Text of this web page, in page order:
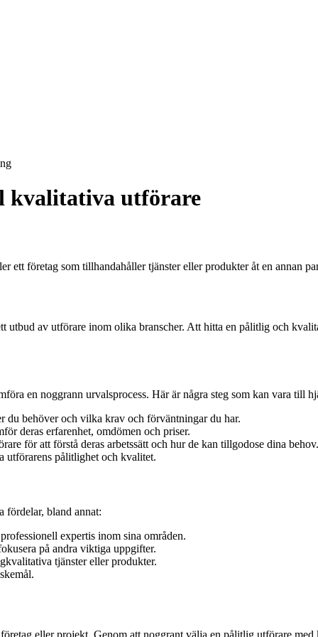
kvalitativa utförare
ett företag som tillhandahåller tjänster eller produkter åt en annan
utbud av utförare inom olika branscher. Att hitta en pålitlig och
en noggrann urvalsprocess. Här är några steg som kan vara till
behöver och vilka krav och förväntningar du har.
deras erfarenhet, omdömen och priser.
för att förstå deras arbetssätt och hur de kan tillgodose dina behov.
utförarens pålitlighet och kvalitet.
fördelar, bland annat:
expertis inom sina områden.
på andra viktiga uppgifter.
tjänster eller produkter.